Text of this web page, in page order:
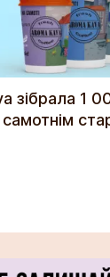
зібрала 1